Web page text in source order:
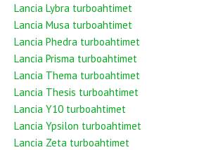
Lancia Lybra turboahtimet
Lancia Musa turboahtimet
Lancia Phedra turboahtimet
Lancia Prisma turboahtimet
Lancia Thema turboahtimet
Lancia Thesis turboahtimet
Lancia Y10 turboahtimet
Lancia Ypsilon turboahtimet
Lancia Zeta turboahtimet